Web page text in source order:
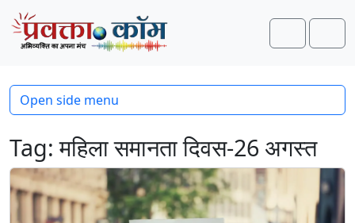
Skip to content
Skip to footer
Search
Tag:महिला समानता दिवस-26 अगस्त
Open side menu